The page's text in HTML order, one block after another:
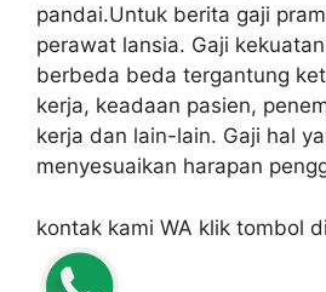
pandai.Untuk berita gaji
perawat lansia. Gaji
berbeda beda tergantung
kerja, keadaan pasien,
kerja dan lain-lain. Gaji hal
menyesuaikan harapan
kontak kami WA klik tombol